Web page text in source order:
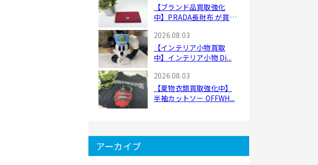
【ブランド品買取強化
中】PRADA長財布 が買
2026.08.03
【インテリア小物買取
中】インテリア小物 Di...
2026.08.03
【夏物衣類買取強化中】
半袖カットソー OFFWH...
アーカイブ